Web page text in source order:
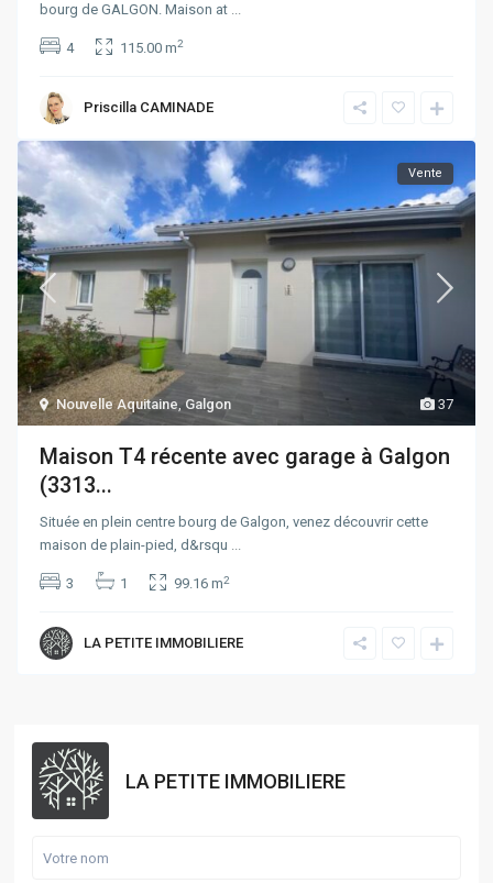
bourg de GALGON. Maison at
4 115.00 m2
Priscilla CAMINADE
37
Nouvelle Aquitaine, Galgon
Vente
Maison T4 récente avec garage à Galgon
(3313...
Située en plein centre bourg de Galgon, venez découvrir cette
maison de plain-pied, d&rsqu ...
3 1 99.16 m2
LA PETITE IMMOBILIERE
LA PETITE IMMOBILIERE